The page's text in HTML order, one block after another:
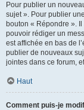
Pour publier un
sujet ». Pour publier
bouton « Répondre ».
pouvoir rédiger un
est affichée en bas de
publier de nouveaux
jointes dans ce forum,
Haut
Comment puis-je